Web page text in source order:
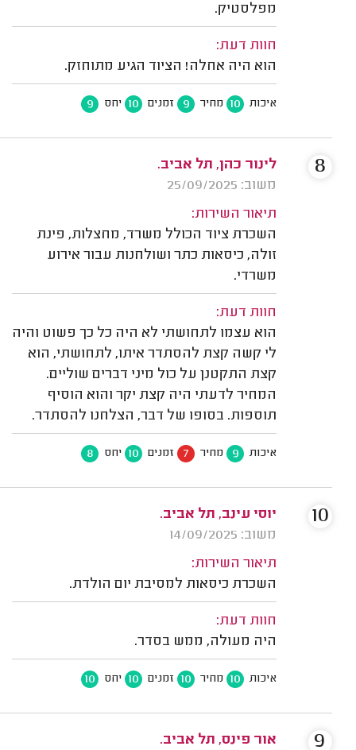
מפלסטיק.
חוות דעת:
הוא היה אחלה! הציוד הגיע מתוחזק.
איכות 10 מחיר 9 זמנים 10 יחס 9
לינור כהן, תל אביב.
משוב: 25/09/2025
תיאור השירות:
השכרת ציוד הכולל משרד, מחצלות, פינת
זולה, כיסאות כתר ושולחנות עבור אירוע
משרדי.
חוות דעת:
הוא עצמו לתחושתי לא היה כל כך פשוט והיה
לי קשה קצת להסתדר איתו, לתחושתי, הוא
קצת התקטנן על כול מיני דברים שוליים.
המחיר לדעתי היה קצת יקר והוא הוסיף
תוספות. בסופו של דבר, הצלחנו להסתדר.
איכות 9 מחיר 7 זמנים 10 יחס 8
8
יוסי עינב, תל אביב.
משוב: 14/09/2025
תיאור השירות:
השכרת כיסאות למסיבת יום הולדת.
חוות דעת:
היה מעולה, ממש בסדר.
איכות 10 מחיר 10 זמנים 10 יחס 10
10
אור פינס, תל אביב. 9